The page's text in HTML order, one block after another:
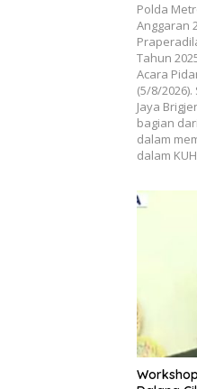
Polda
Anggaran
Tahun
Acara
(5/8/
Jaya
bagian
dalam
dalam